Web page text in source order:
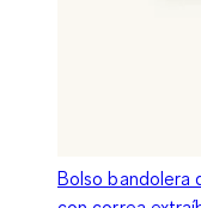
Bolso bandolera